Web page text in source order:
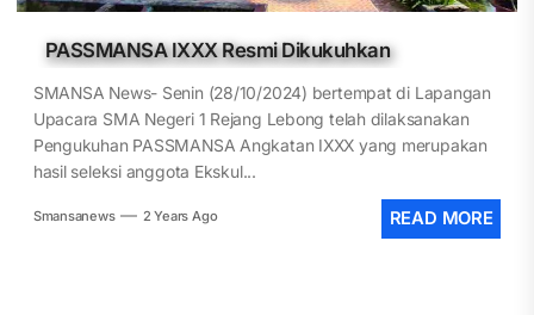
PASSMANSA IXXX Resmi Dikukuhkan
SMANSA News- Senin (28/10/2024) bertempat di Lapangan
Upacara SMA Negeri 1 Rejang Lebong telah dilaksanakan
Pengukuhan PASSMANSA Angkatan IXXX yang merupakan
hasil seleksi anggota Ekskul...
Smansanews 2 Years Ago READ MORE